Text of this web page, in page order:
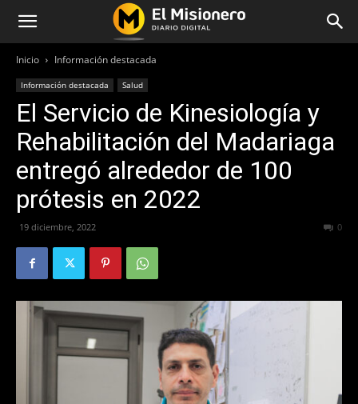
Inicio Información destacada
Información destacada Salud
El Servicio de Kinesiología y
Rehabilitación del Madariaga
entregó alrededor de 100
prótesis en 2022
19 diciembre, 2022 0